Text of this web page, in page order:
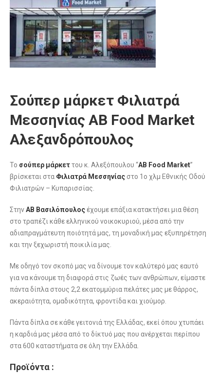
Σούπερ μάρκετ Φιλιατρά
Μεσσηνίας ΑΒ Food Market
Αλεξανδρόπουλος
Το σούπερ μάρκεττου κ. Αλεξόπουλου “ΑΒ Food Market”
βρίσκεται στα Φιλιατρά Μεσσηνίας στο 1ο χλμ Εθνικής Οδού
Φιλιατρών – Κυπαρισσίας.
ΣτηνΑΒ Βασιλόπουλος έχουμε επάξια κατακτήσει μια θέση
στο τραπέζι κάθε ελληνικού νοικοκυριού, μέσα από την
αδιαπραγμάτευτη ποιότητά μας, τη μοναδική μας εξυπηρέτηση
και την ξεχωριστή ποικιλία μας.
Με οδηγό τον σκοπό μας να δίνουμε τον καλύτερό μας εαυτό
για να κάνουμε τη διαφορά στις ζωές των ανθρώπων, είμαστε
πάντα δίπλα στους 2,2 εκατομμύρια πελάτες μας με θάρρος,
ακεραιότητα, ομαδικότητα, φροντίδα και χιούμορ.
Πάντα δίπλα σε κάθε γειτονιά της Ελλάδας, εκεί όπου χτυπάει
η καρδιά μας μέσα από το δίκτυό μας που ανέρχεται περίπου
στα 600 καταστήματα σε όλη την Ελλάδα.
Προϊόντα :